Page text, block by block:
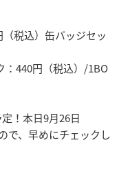
税込）缶バッジセッ
：440円（税込）/1BO
！本日9月26日
で、早めにチェックし